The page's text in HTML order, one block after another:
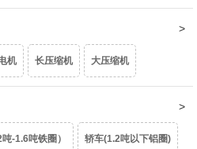
浮选熟铝水价 破碎熟铝水价
锰钢
机 长压缩机 大压缩机
鼓风机 家用电扇 家用台扇
-1.6吨铁圈） 轿车(1.2吨以下铝圈)